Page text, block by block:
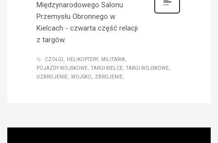
Międzynarodowego Salonu
Przemysłu Obronnego w
Kielcach - czwarta część relacji
z targów.
CZOŁGI HELIKOPTERY
MILITARIA
POJAZDY WOJSKOWE
TARGI KIELCE
TARGI WOJSKOWE
UZBROJENIE
WOJSKO ZBROJENIE